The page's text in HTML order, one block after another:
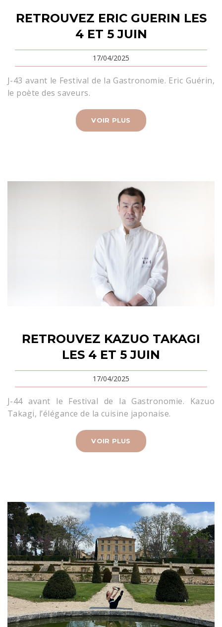
RETROUVEZ ERIC GUERIN LES
4 ET 5 JUIN
17/04/2025
J-43 avant le Festival de la Gastronomie. Eric Guérin,
le poète des saveurs.
VOIR PLUS
RETROUVEZ KAZUO TAKAGI
LES 4 ET 5 JUIN
17/04/2025
J-44 avant le Festival de la Gastronomie. Kazuo
Takagi, l’élégance de la cuisine japonaise.
VOIR PLUS